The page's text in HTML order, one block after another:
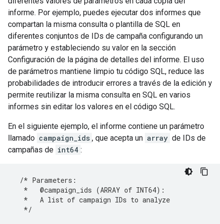
informe. Por ejemplo, puedes ejecutar dos informes que
compartan la misma consulta o plantilla de SQL en
diferentes conjuntos de IDs de campaña configurando un
parámetro y estableciendo su valor en la sección
Configuración de la página de detalles del informe. El uso
de parámetros mantiene limpio tu código SQL, reduce las
probabilidades de introducir errores a través de la edición y
permite reutilizar la misma consulta en SQL en varios
informes sin editar los valores en el código SQL.
En el siguiente ejemplo, el informe contiene un parámetro
llamado campaign_ids , que acepta un array de IDs de
campañas de int64 :
/* Parameters:
   *   @campaign_ids (ARRAY of INT64):
   *   A list of campaign IDs to analyze
   */